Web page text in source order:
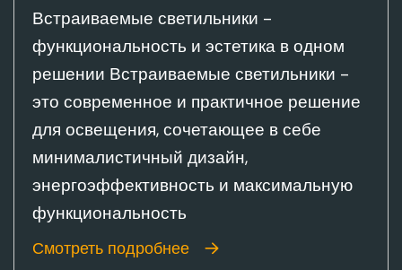
Встраиваемые светильники -
функциональность и эстетика в одном
решении Встраиваемые светильники -
это современное и практичное решение
для освещения, сочетающее в себе
минималистичный дизайн,
энергоэффективность и максимальную
функциональность
Смотреть подробнее